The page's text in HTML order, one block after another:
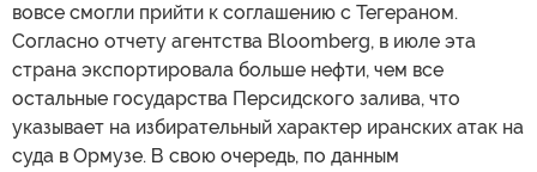
вовсе смогли прийти к соглашению с Тегераном.
Согласно отчету агентства Bloomberg, в июле эта
страна экспортировала больше нефти, чем все
остальные государства Персидского залива, что
указывает на избирательный характер иранских атак на
суда в Ормузе. В свою очередь, по данным